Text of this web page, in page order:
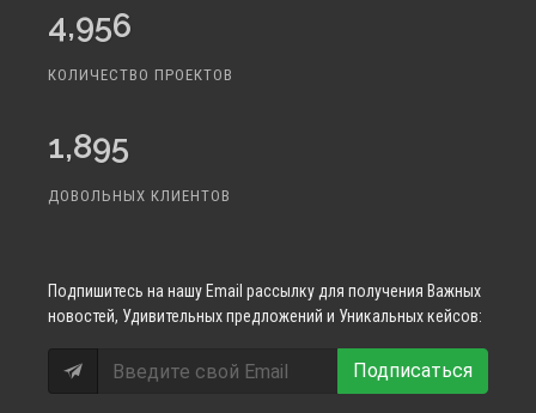
4,956
КОЛИЧЕСТВО ПРОЕКТОВ
1,895
ДОВОЛЬНЫХ КЛИЕНТОВ
Подпишитесь на нашу Email рассылку для получения Важных
новостей, Удивительных предложений и Уникальных кейсов:
Подписаться